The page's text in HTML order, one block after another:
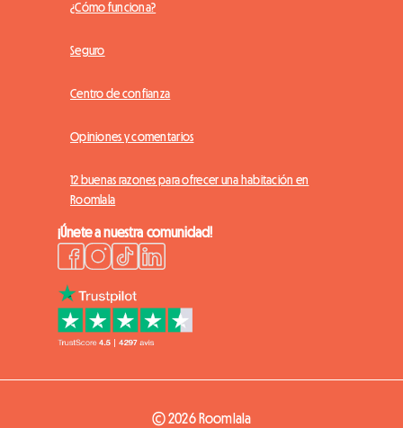
¿Cómo funciona?
Seguro
Centro de confianza
Opiniones y comentarios
12 buenas razones para ofrecer una habitación en
Roomlala
¡Únete a nuestra comunidad!
© 2026 Roomlala